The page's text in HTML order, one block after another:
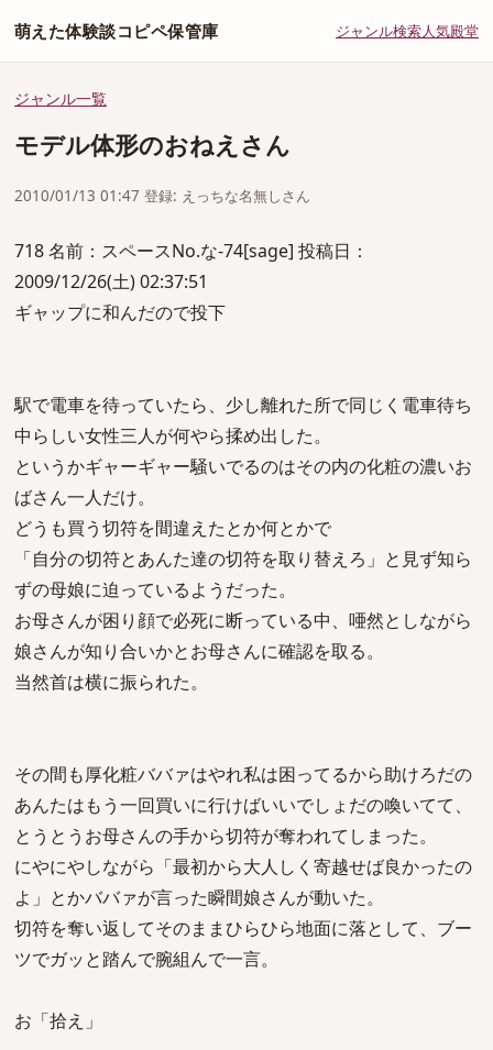
萌えた体験談コピペ保管庫 ジャンル検索人気殿堂
ジャンル一覧
モデル体形のおねえさん
2010/01/13 01:47 登録: えっちな名無しさん
718 名前：スペースNo.な-74[sage] 投稿日：
2009/12/26(土) 02:37:51
ギャップに和んだので投下
駅で電車を待っていたら、少し離れた所で同じく電車待ち
中らしい女性三人が何やら揉め出した。
というかギャーギャー騒いでるのはその内の化粧の濃いお
ばさん一人だけ。
どうも買う切符を間違えたとか何とかで
「自分の切符とあんた達の切符を取り替えろ」と見ず知ら
ずの母娘に迫っているようだった。
お母さんが困り顔で必死に断っている中、唖然としながら
娘さんが知り合いかとお母さんに確認を取る。
当然首は横に振られた。
その間も厚化粧ババァはやれ私は困ってるから助けろだの
あんたはもう一回買いに行けばいいでしょだの喚いてて、
とうとうお母さんの手から切符が奪われてしまった。
にやにやしながら「最初から大人しく寄越せば良かったの
よ」とかババァが言った瞬間娘さんが動いた。
切符を奪い返してそのままひらひら地面に落として、ブー
ツでガッと踏んで腕組んで一言。
お「拾え」